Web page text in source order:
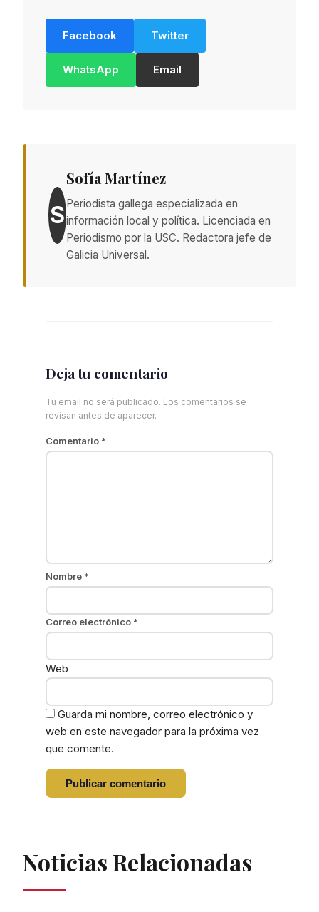
Facebook Twitter
WhatsApp Email
S
Sofía Martínez
Periodista gallega especializada en
información local y política. Licenciada en
Periodismo por la USC. Redactora jefe de
Galicia Universal.
Deja tu comentario
Tu email no será publicado. Los comentarios se
revisan antes de aparecer.
Comentario *
Nombre *
Correo electrónico *
Web
Guarda mi nombre, correo electrónico y
web en este navegador para la próxima vez
que comente.
Noticias Relacionadas